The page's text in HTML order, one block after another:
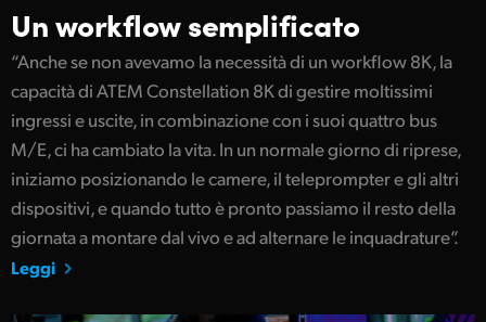
Un workflow semplificato
“Anche se non avevamo la necessità di un workflow 8K, la
capacità di ATEM Constellation 8K di gestire moltissimi
ingressi e uscite, in combinazione con i suoi quattro bus
M/E, ci ha cambiato la vita. In un normale giorno di riprese,
iniziamo posizionando le camere, il teleprompter e gli altri
dispositivi, e quando tutto è pronto passiamo il resto della
giornata a montare dal vivo e ad alternare le inquadrature”.
Leggi